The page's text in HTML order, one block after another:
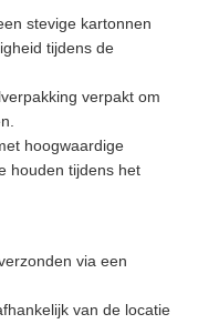
stevige kartonnen
tijdens de
verpakt om
hoogwaardige
houden tijdens het
via een
van de locatie